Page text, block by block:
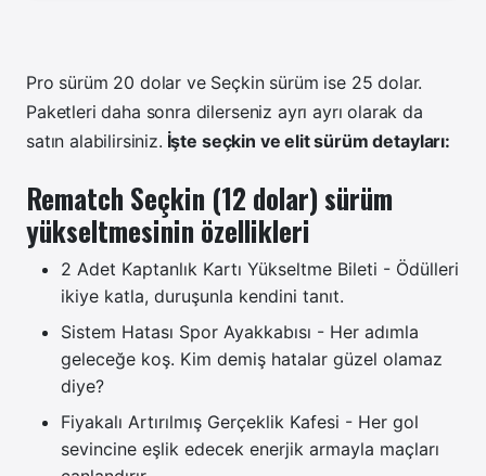
Pro sürüm 20 dolar ve Seçkin sürüm ise 25 dolar.
Paketleri daha sonra dilerseniz ayrı ayrı olarak da
satın alabilirsiniz. İşte seçkin ve elit sürüm detayları:
Rematch Seçkin (12 dolar) sürüm
yükseltmesinin özellikleri
2 Adet Kaptanlık Kartı Yükseltme Bileti - Ödülleri
ikiye katla, duruşunla kendini tanıt.
Sistem Hatası Spor Ayakkabısı - Her adımla
geleceğe koş. Kim demiş hatalar güzel olamaz
diye?
Fiyakalı Artırılmış Gerçeklik Kafesi - Her gol
sevincine eşlik edecek enerjik armayla maçları